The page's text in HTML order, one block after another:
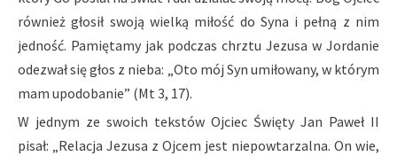
również głosił swoją wielką miłość do Syna i pełną z nim
jedność. Pamiętamy jak podczas chrztu Jezusa w Jordanie
odezwał się głos z nieba: „Oto mój Syn umiłowany, w którym
mam upodobanie” (Mt 3, 17).
W jednym ze swoich tekstów Ojciec Święty Jan Paweł II
pisał: „Relacja Jezusa z Ojcem jest niepowtarzalna. On wie,